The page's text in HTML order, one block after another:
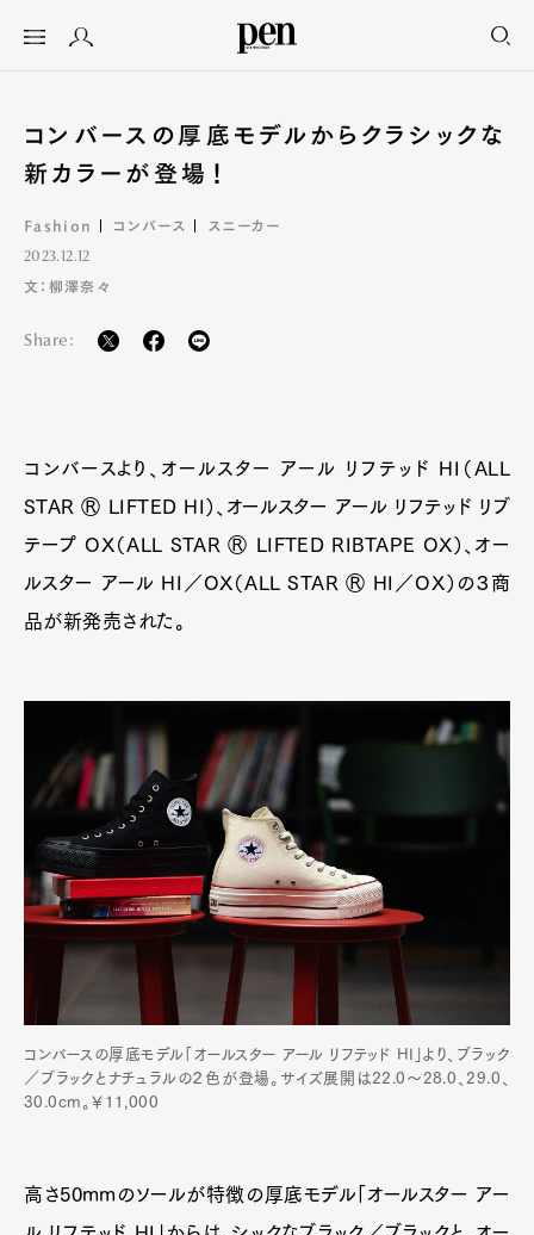
コンバースの厚底モデルからクラシックな
新カラーが登場！
Fashion コンバース スニーカー
2023.12.12
文：柳澤奈々
Share:
コンバースより、オールスター アール リフテッド HI（ALL
STAR Ⓡ LIFTED HI）、オールスター アール リフテッド リブ
テープ OX（ALL STAR Ⓡ LIFTED RIBTAPE OX）、オー
ルスター アール HI／OX（ALL STAR Ⓡ HI／OX）の３商
品が新発売された。
コンバースの厚底モデル「オールスター アール リフテッド HI」より、ブラック
／ブラックとナチュラルの２色が登場。サイズ展開は22.0～28.0、29.0、
30.0cm。￥11,000
高さ50mmのソールが特徴の厚底モデル「オールスター アー